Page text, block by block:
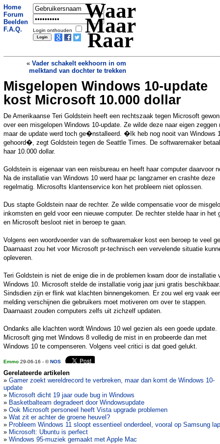
Home
Forum
Beelden
F.A.Q.
Login onthouden
Waar
Maar
Raar
« Vader schakelt eekhoorn in om
melktand van dochter te trekken
Werkgevers besparen miljoenen»
Misgelopen Windows 10-update
kost Microsoft 10.000 dollar
De Amerikaanse Teri Goldstein heeft een rechtszaak tegen Microsoft
over een misgelopen Windows 10-update. Ze wilde deze naar eigen zeggen
maar de update werd toch ge�nstalleerd. �Ik heb nog nooit van Windows
gehoord�, zegt Goldstein tegen de Seattle Times. De softwaremaker
haar 10.000 dollar.
Goldstein is eigenaar van een reisbureau en heeft haar computer daarvoor
Na de installatie van Windows 10 werd haar pc langzamer en crashte deze
regelmatig. Microsofts klantenservice kon het probleem niet oplossen.
Dus stapte Goldstein naar de rechter. Ze wilde compensatie voor de
inkomsten en geld voor een nieuwe computer. De rechter stelde haar in het
en Microsoft besloot niet in beroep te gaan.
Volgens een woordvoerder van de softwaremaker kost een beroep te veel
Daarnaast zou het voor Microsoft pr-technisch een vervelende situatie
opleveren.
Teri Goldstein is niet de enige die in de problemen kwam door de installatie
Windows 10. Microsoft stelde de installatie vorig jaar juni gratis beschikbaar.
Sindsdien zijn er flink wat klachten binnengekomen. Er zou wel erg vaak
melding verschijnen die gebruikers moet motiveren om over te stappen.
Daarnaast zouden computers zelfs uit zichzelf updaten.
Ondanks alle klachten wordt Windows 10 wel gezien als een goede update.
Microsoft ging met Windows 8 volledig de mist in en probeerde dan met
Windows 10 te compenseren. Volgens veel critici is dat goed gelukt.
Emmo 29-06-16 - ©NOS
Gerelateerde artikelen
» Gamer zoekt wereldrecord te verbreken, maar dan komt de Windows 10-
update
» Microsoft dicht 19 jaar oude bug in Windows
» Basketbalteam degradeert door Windowsupdate
» Ook Microsoft personeel heeft Vista upgrade problemen
» Wat zit er achter de groene heuvel?
» Probleem Windows 11 sloopt essentieel onderdeel, vooral op Samsung
» Microsoft: Ubuntu is perfect
» Windows 95-muziek gemaakt met Apple Mac